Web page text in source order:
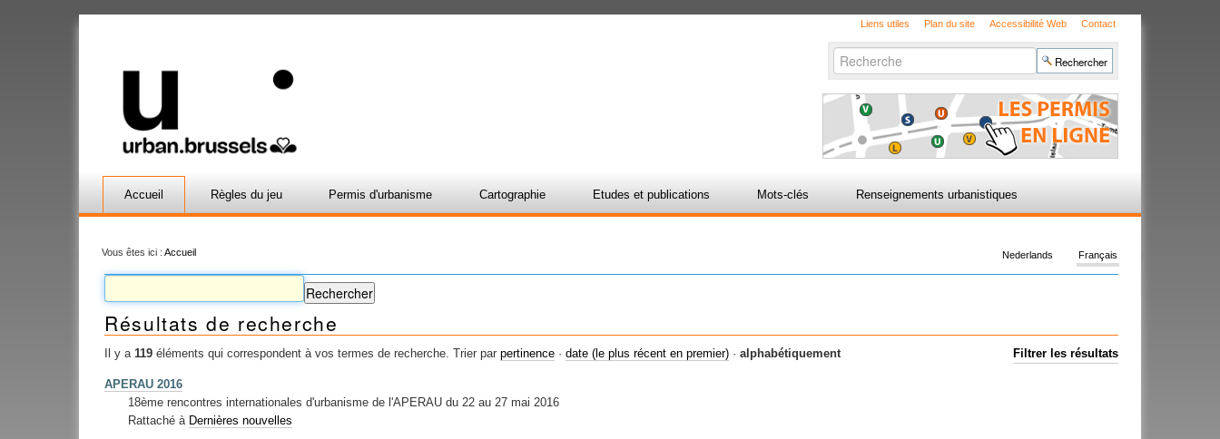
Liens utiles Plan du site Accessibilité Web Contact
Chercher par
avancée…
Accueil Règles du jeu Permis d'urbanisme Cartographie Etudes et publications Mots-clés Renseignements urbanistiques
Vous êtes ici : Accueil Français
Nederlands
Résultats de recherche
Il y a 119 éléments qui correspondent à vos termes de recherche. Filtrer les résultats
Trier par pertinence · date (le plus récent en premier) · alphabétiquement
APERAU 2016
18ème rencontres internationales d'urbanisme de l'APERAU du 22 au 27 mai 2016
Rattaché à Dernières nouvelles